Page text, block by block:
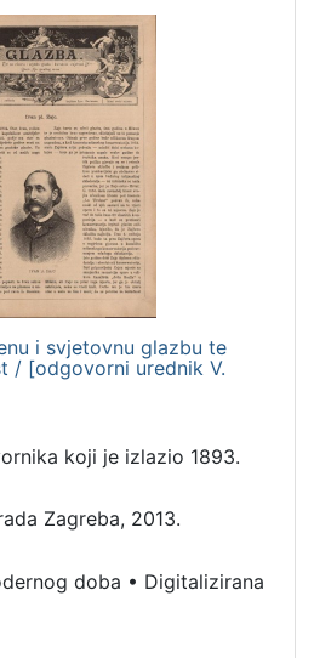
i svjetovnu glazbu te
/ [odgovorni urednik V.
koji je izlazio 1893.
Zagreba, 2013.
doba • Digitalizirana